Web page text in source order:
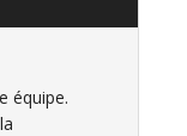
équipe.